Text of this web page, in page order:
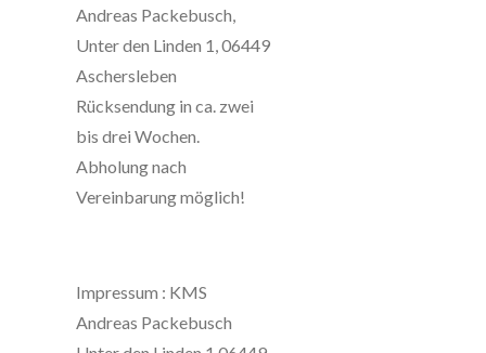
Andreas Packebusch,
Unter den Linden 1, 06449
Aschersleben
Rücksendung in ca. zwei
bis drei Wochen.
Abholung nach
Vereinbarung möglich!
Impressum : KMS
Andreas Packebusch